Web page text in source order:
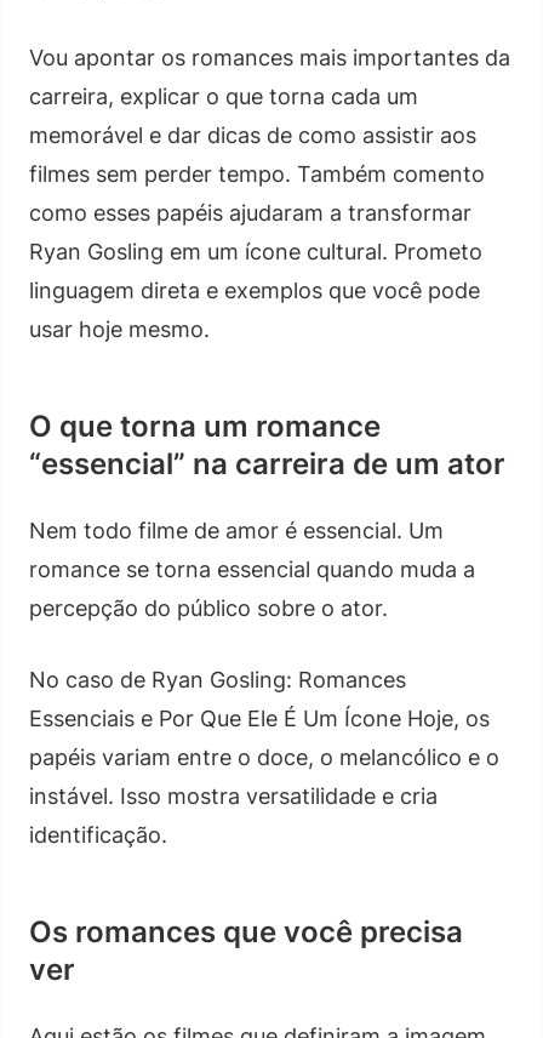
Vou apontar os romances mais importantes da
carreira, explicar o que torna cada um
memorável e dar dicas de como assistir aos
filmes sem perder tempo. Também comento
como esses papéis ajudaram a transformar
Ryan Gosling em um ícone cultural. Prometo
linguagem direta e exemplos que você pode
usar hoje mesmo.
O que torna um romance
“essencial” na carreira de um ator
Nem todo filme de amor é essencial. Um
romance se torna essencial quando muda a
percepção do público sobre o ator.
No caso de Ryan Gosling: Romances
Essenciais e Por Que Ele É Um Ícone Hoje, os
papéis variam entre o doce, o melancólico e o
instável. Isso mostra versatilidade e cria
identificação.
Os romances que você precisa
ver